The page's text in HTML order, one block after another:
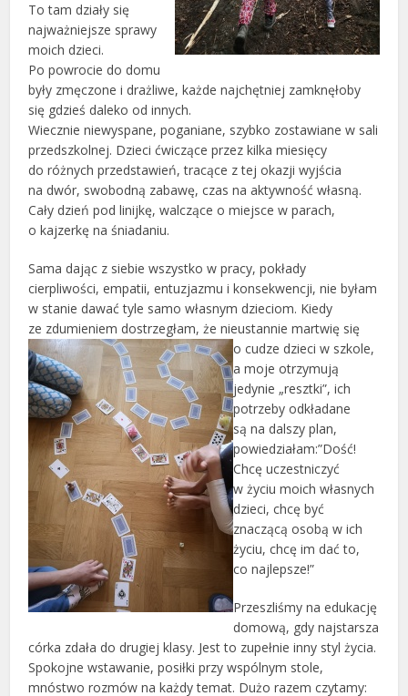
To tam działy się
najważniejsze sprawy
moich dzieci.
Po powrocie do domu
były zmęczone i drażliwe, każde najchętniej zamknęłoby
się gdzieś daleko od innych.
Wiecznie niewyspane, poganiane, szybko zostawiane w sali
przedszkolnej. Dzieci ćwiczące przez kilka miesięcy
do różnych przedstawień, tracące z tej okazji wyjścia
na dwór, swobodną zabawę, czas na aktywność własną.
Cały dzień pod linijkę, walczące o miejsce w parach,
o kajzerkę na śniadaniu.
Sama dając z siebie wszystko w pracy, pokłady
cierpliwości, empatii, entuzjazmu i konsekwencji, nie byłam
w stanie dawać tyle samo własnym dzieciom. Kiedy
ze zdumieniem dostrzegłam, że nieustannie martwię się
o cudze dzieci w szkole,
a moje otrzymują
jedynie „resztki”, ich
potrzeby odkładane
są na dalszy plan,
powiedziałam:”Dość!
Chcę uczestniczyć
w życiu moich własnych
dzieci, chcę być
znaczącą osobą w ich
życiu, chcę im dać to,
co najlepsze!”
Przeszliśmy na edukację
domową, gdy najstarsza
córka zdała do drugiej klasy. Jest to zupełnie inny styl życia.
Spokojne wstawanie, posiłki przy wspólnym stole,
mnóstwo rozmów na każdy temat. Dużo razem czytamy: